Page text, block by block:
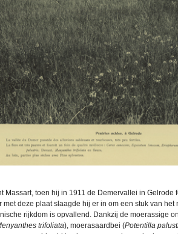
Massart, toen hij in 1911 de Demervallei in
met deze plaat slaagde hij er in om een stuk van
rijkdom is opvallend. Dankzij de moerassige
trifoliata), moerasaardbei (Potentilla